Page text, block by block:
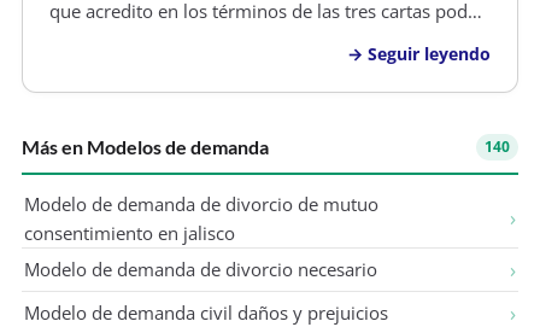
que acredito en los términos de las tres cartas poder
agregadas a los autos, señalando como domicilio
para oír notiﬁcaciones y documentos e…
Seguir leyendo
Más en Modelos de demanda 140
Modelo de demanda de divorcio de mutuo
consentimiento en jalisco
Modelo de demanda de divorcio necesario
Modelo de demanda civil daños y prejuicios